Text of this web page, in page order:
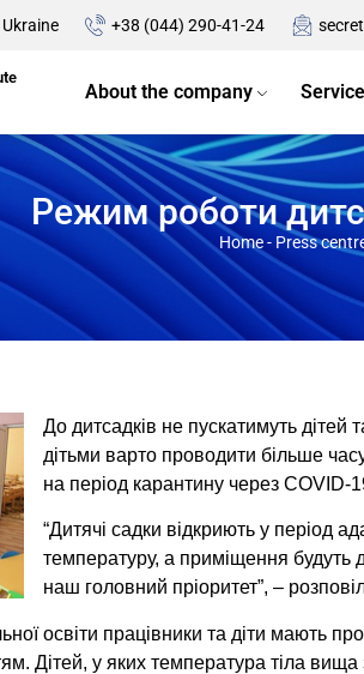
+38 (044) 290-41-24
About the company
Режим роботи
Home- Press
До дитсадків не пускатимуть
дітьми варто проводити більше
на період карантину через
“Дитячі садки відкриють у період
температуру, а приміщення будуть
наш головний пріоритет”, –
освіти працівники та діти мають
Дітей, у яких температура тіла